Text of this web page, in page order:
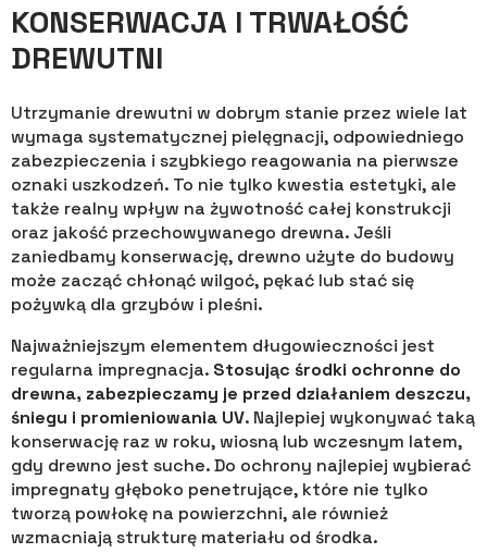
KONSERWACJA I TRWAŁOŚĆ
DREWUTNI
Utrzymanie drewutni w dobrym stanie przez wiele lat
wymaga systematycznej pielęgnacji, odpowiedniego
zabezpieczenia i szybkiego reagowania na pierwsze
oznaki uszkodzeń. To nie tylko kwestia estetyki, ale
także realny wpływ na żywotność całej konstrukcji
oraz jakość przechowywanego drewna. Jeśli
zaniedbamy konserwację, drewno użyte do budowy
może zacząć chłonąć wilgoć, pękać lub stać się
pożywką dla grzybów i pleśni.
Najważniejszym elementem długowieczności jest
regularna impregnacja. Stosując środki ochronne do
drewna, zabezpieczamy je przed działaniem deszczu,
śniegu i promieniowania UV. Najlepiej wykonywać taką
konserwację raz w roku, wiosną lub wczesnym latem,
gdy drewno jest suche. Do ochrony najlepiej wybierać
impregnaty głęboko penetrujące, które nie tylko
tworzą powłokę na powierzchni, ale również
wzmacniają strukturę materiału od środka.